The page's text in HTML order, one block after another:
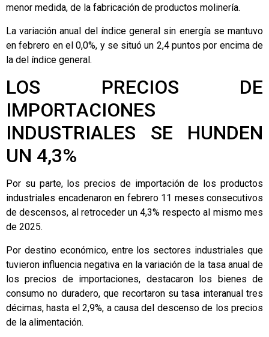
menor medida, de la fabricación de productos molinería.
La variación anual del índice general sin energía se mantuvo
en febrero en el 0,0%, y se situó un 2,4 puntos por encima de
la del índice general.
LOS PRECIOS DE
IMPORTACIONES
INDUSTRIALES SE HUNDEN
UN 4,3%
Por su parte, los precios de importación de los productos
industriales encadenaron en febrero 11 meses consecutivos
de descensos, al retroceder un 4,3% respecto al mismo mes
de 2025.
Por destino económico, entre los sectores industriales que
tuvieron influencia negativa en la variación de la tasa anual de
los precios de importaciones, destacaron los bienes de
consumo no duradero, que recortaron su tasa interanual tres
décimas, hasta el 2,9%, a causa del descenso de los precios
de la alimentación.